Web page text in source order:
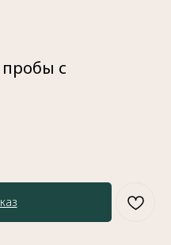
пробы с